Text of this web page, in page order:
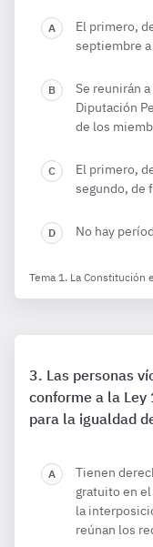
El primero,
septiembre
Se reunirán
Diputación
de los
El primero,
segundo, de
No hay
Tema 1. La Constitución
Las personas
conforme a la
para la igualdad
Tienen
gratuito en
la
reúnan los